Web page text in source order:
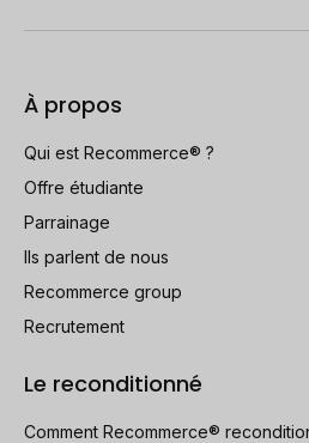
À propos
Qui est Recommerce® ?
Offre étudiante
Parrainage
Ils parlent de nous
Recommerce group
Recrutement
Le reconditionné
Comment Recommerce®